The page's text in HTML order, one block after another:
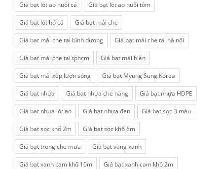
Giá bạt lót ao nuôi cá Giá bạt lót ao nuôi tôm
Giá bạt lót hồ cá Giá bạt mái che
Giá bạt mái che tại bình dương Giá bạt mái che tại hà nội
Giá bạt mái che tại tphcm Giá bạt mái hiên
Giá bạt mái xếp lượn sóng Giá bạt Myung Sung Korea
Giá bạt nhựa Giá bạt nhựa che nắng Giá bạt nhựa HDPE
Giá bạt nhựa lót ao Giá bạt nhựa đen Giá bạt sọc 3 màu
Giá bạt sọc khổ 2m Giá bạt sọc khổ 6m
Giá bạt trong che mưa Giá bạt vàng xanh
Giá bạt xanh cam khổ 10m Giá bạt xanh cam khổ 2m